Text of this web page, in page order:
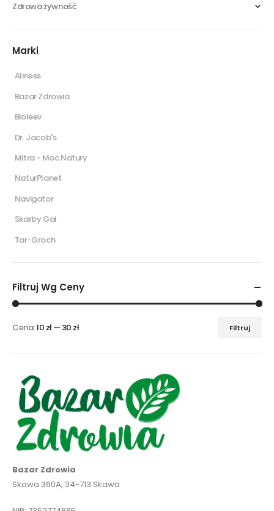
Zdrowa żywność
Marki
Aliness
Bazar Zdrowia
Bioleev
Dr. Jacob's
Mitra - Moc Natury
NaturPlanet
Navigator
Skarby Gai
Tar-Groch
Filtruj Wg Ceny
Filtruj
Cena:10 zł— 30 zł
Bazar Zdrowia
Skawa 360A, 34-713 Skawa